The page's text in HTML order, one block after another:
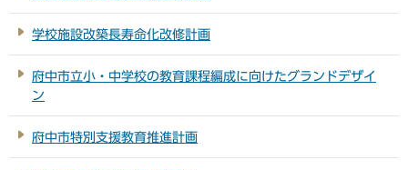
学校施設改築長寿命化改修計画
府中市立小・中学校の教育課程編成に向けたグランドデザイ
ン
府中市特別支援教育推進計画